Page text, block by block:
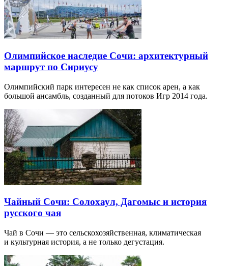
Олимпийское наследие Сочи: архитектурный
маршрут по Сириусу
Олимпийский парк интересен не как список арен, а как
большой ансамбль, созданный для потоков Игр 2014 года.
Чайный Сочи: Солохаул, Дагомыс и история
русского чая
Чай в Сочи — это сельскохозяйственная, климатическая
и культурная история, а не только дегустация.